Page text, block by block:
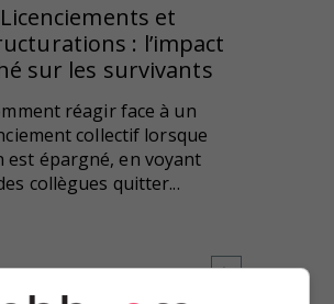
Licenciements et
: l’impact
sur les survivants
réagir face à un
collectif lorsque
est épargné, en voyant
collègues quitter...